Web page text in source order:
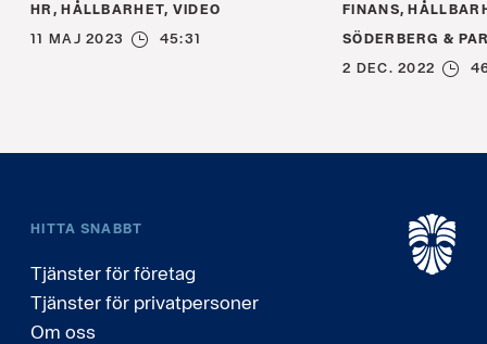
HR, HÅLLBARHET, VIDEO
11 MAJ 2023
45:31
FINANS,
SÖDERBERG &
2 DEC. 2022
HITTA SNABBT
Tjänster för företag
Tjänster för privatpersoner
Om oss